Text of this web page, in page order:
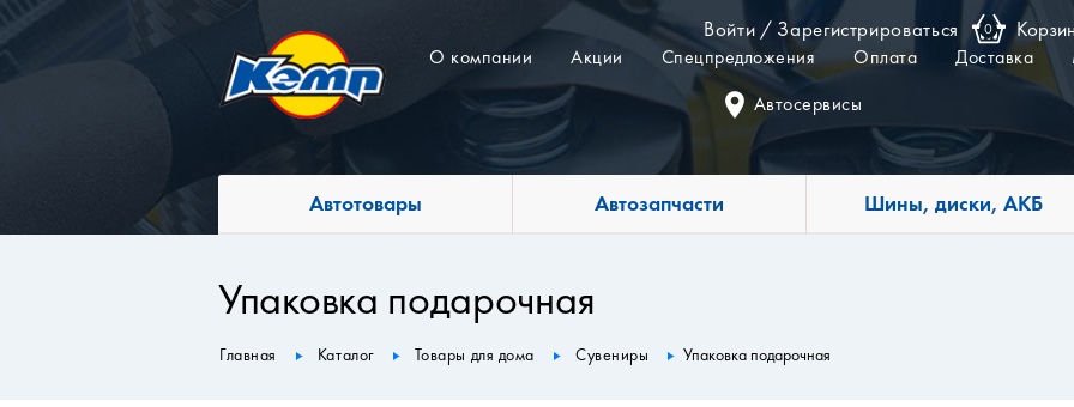
Войти / Зарегистрироваться 0
О компании Акции Спецпредложения Оплата Доставка
Автосервисы
Автотовары Автозапчасти Шины, диски, АКБ
Упаковка подарочная
Главная Каталог Товары для дома Сувениры Упаковка подарочная